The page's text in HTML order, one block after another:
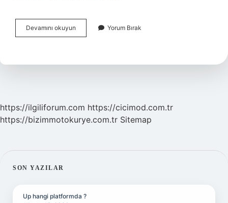
Devamını okuyun
Olup
Anlaşılır
Yorum Bırak
https://ilgiliforum.com https://cicimod.com.tr
https://bizimmotokurye.com.tr Sitemap
SIDEBAR
SON YAZILAR
Up hangi platformda ?